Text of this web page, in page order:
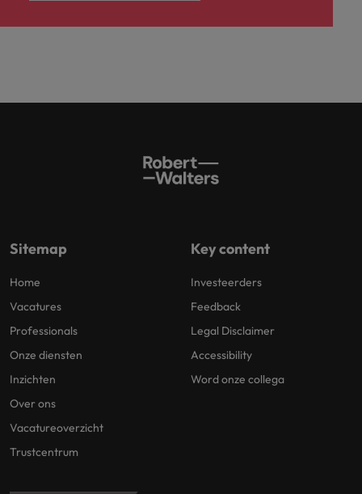
Sitemap
Home
Vacatures
Professionals
Onze diensten
Inzichten
Over ons
Vacatureoverzicht
Trustcentrum
Key content
Investeerders
Feedback
Legal Disclaimer
Accessibility
Word onze collega